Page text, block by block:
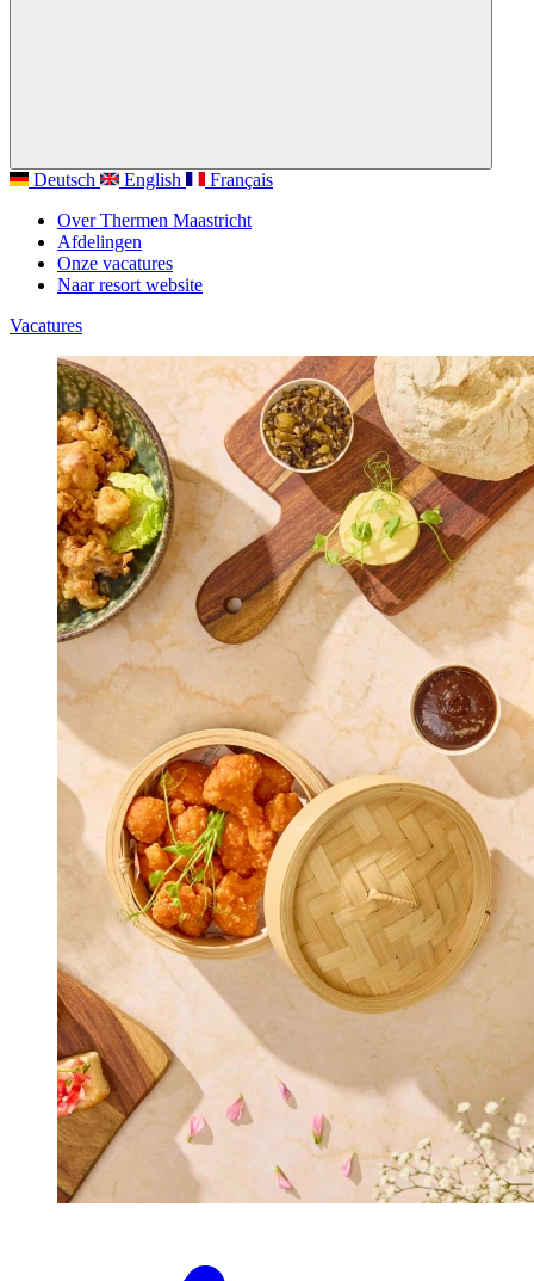
Deutsch English
Français
Over Thermen Maastricht
Afdelingen
Onze vacatures
Naar resort website
Vacatures